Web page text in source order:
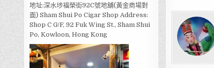
地址:深水埗福榮街92C號地舖(黃金商場對
面) Sham Shui Po Cigar Shop Address:
Shop C G/F, 92 Fuk Wing St., Sham Shui
Po, Kowloon, Hong Kong